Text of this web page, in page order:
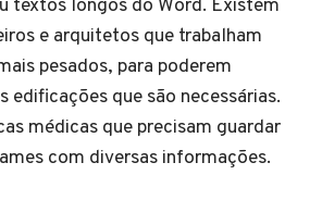
textos longos do Word. Existem
e arquitetos que trabalham
pesados, para poderem
edificações que são necessárias.
médicas que precisam guardar
com diversas informações.